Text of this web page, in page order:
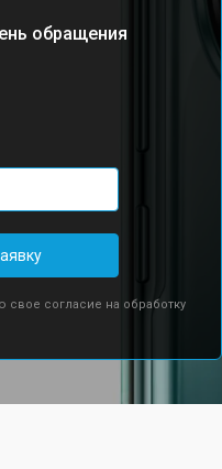
обращения
свое согласие на обработку